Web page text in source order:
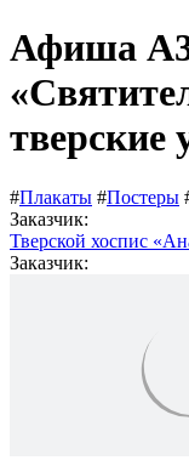
Афиша
тверские
#Плакаты #Постеры
Заказчик:
Тверской хоспис
Заказчик: